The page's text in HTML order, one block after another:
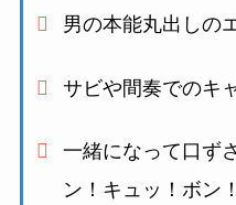
男の本能丸出しの
サビや間奏でのキ
一緒になって口ず
ン！キュッ！ボン